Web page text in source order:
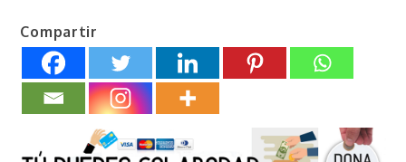
Compartir